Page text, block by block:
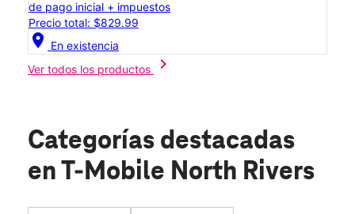
de pago inicial + impuestos
Precio total: $829.99
location_on En existencia
Ver todos los productos
chevron_right
Categorías destacadas
en T-Mobile North Rivers